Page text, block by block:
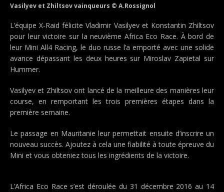
Vasilyev et Zhiltsov vainqueurs © A.Rossignol
L’équipe X-Raid félicite Vladimir Vasilyev et Konstantin Zhiltsov
pour leur victoire sur la neuvième Africa Eco Race. À bord de
leur Mini All4 Racing, le duo russe l’a emporté avec une solide
avance dépassant les deux heures sur Miroslav Zapietal sur
Hummer.
Vasilyev et Zhiltsov ont lancé de la meilleure des manières leur
course, en remportant les trois premières étapes dans la
première semaine.
Le passage en Mauritanie leur permettait ensuite d’inscrire un
nouveau succès. Ajoutez à cela une fiabilité à toute épreuve du
Mini et vous obteniez tous les ingrédients de la victoire.
L’Africa Eco Race s’est déroulée du 31 décembre 2016 au 14